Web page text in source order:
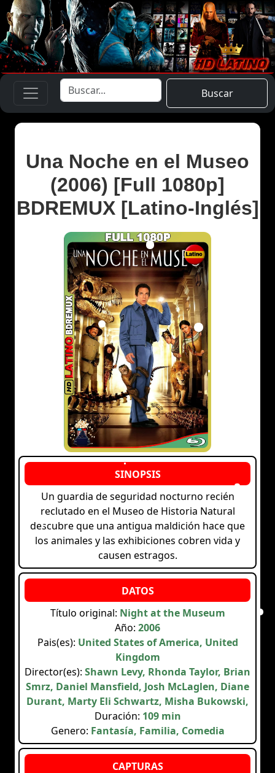
Buscar
Una Noche en el Museo
(2006) [Full 1080p]
BDREMUX [Latino-Inglés]
Un guardia de seguridad nocturno recién
reclutado en el Museo de Historia Natural
descubre que una antigua maldición hace que
los animales y las exhibiciones cobren vida y
causen estragos.
Título original: Night at the Museum
Año: 2006
Pais(es): United States of America, United
Kingdom
Director(es): Shawn Levy, Rhonda Taylor, Brian
Smrz, Daniel Mansfield, Josh McLaglen, Diane
Durant, Marty Eli Schwartz, Misha Bukowski,
Duración: 109 min
Genero: Fantasía, Familia, Comedia